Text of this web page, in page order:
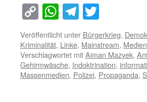
Copy
Link
WhatsApp
Telegram
Veröffentlicht unter Bürgerkrieg,
Kriminalität, Linke, Mainstream, Medien
Verschlagwortet mitAiman Mazyek,
Gehirmwäsche, Indoktrination,
Massenmedien, Polizei, Propaganda,